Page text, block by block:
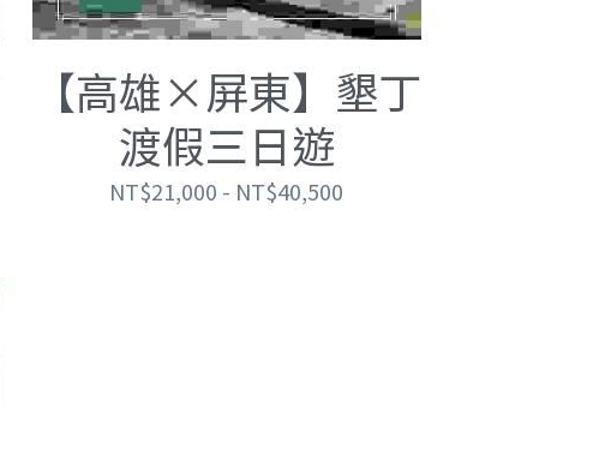
【高雄×屏東】墾丁
渡假三日遊
NT$21,000 - NT$40,500